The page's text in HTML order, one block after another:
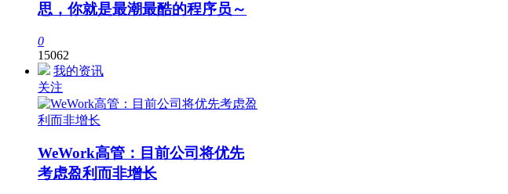
思，你就是最潮最酷的程序员～
0
15062
我的资讯
关注
WeWork高管：目前公司将优先
考虑盈利而非增长